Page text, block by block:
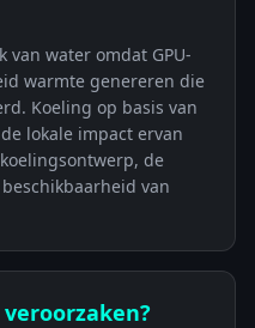
water omdat GPU-
warmte genereren die
Koeling op basis van
lokale impact ervan
de
van